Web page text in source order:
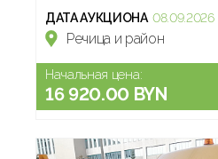
ДАТА АУКЦИОНА 08.09.2026
Речица и район
Начальная цена:
16 920.00 BYN